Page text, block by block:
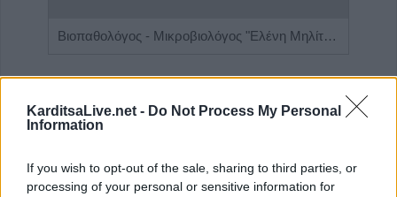
KarditsaLive.net - Do Not Process My Personal
Information
If you wish to opt-out of the sale, sharing to third parties, or
processing of your personal or sensitive information for
Βιοπαθολόγος - Μικροβιολόγος "Ελένη Μηλίτση"
ΑΓΓΕΛΙΕΣ